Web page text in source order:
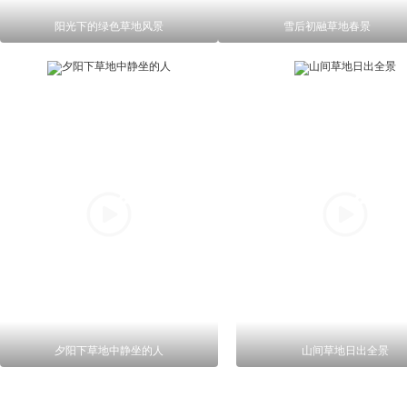
阳光下的绿色草地风景 雪后初融草地春景
夕阳下草地中静坐的人 山间草地日出全景